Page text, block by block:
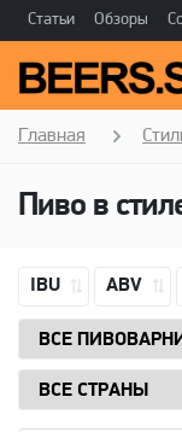
Статьи Обзоры
Главная
Пиво в
IBU ABV